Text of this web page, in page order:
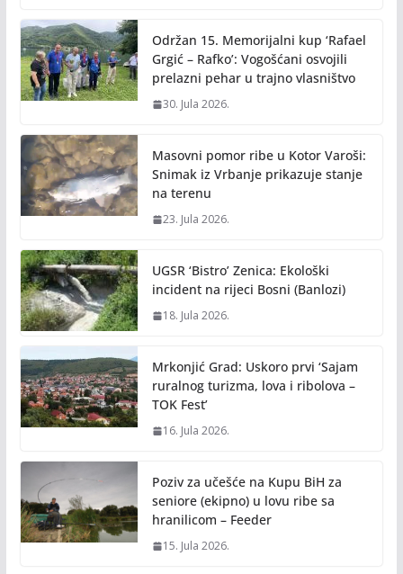
o
k
n
k
Održan 15. Memorijalni kup ‘Rafael
Grgić – Rafko’: Vogošćani osvojili
prelazni pehar u trajno vlasništvo
30. Jula 2026.
Masovni pomor ribe u Kotor Varoši:
Snimak iz Vrbanje prikazuje stanje
na terenu
23. Jula 2026.
UGSR ‘Bistro’ Zenica: Ekološki
incident na rijeci Bosni (Banlozi)
18. Jula 2026.
Mrkonjić Grad: Uskoro prvi ‘Sajam
ruralnog turizma, lova i ribolova –
TOK Fest’
16. Jula 2026.
Poziv za učešće na Kupu BiH za
seniore (ekipno) u lovu ribe sa
hranilicom – Feeder
15. Jula 2026.